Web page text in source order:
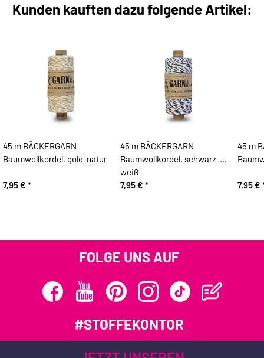
Kunden kauften dazu folgende Artikel:
45 m BÄCKERGARN
Baumwollkordel, gold-natur
7,95 € *
45 m BÄCKERGARN
Baumwollkordel, schwarz-
weiß
7,95 € *
45 m
7,95 €
FOLGE UNS AUF
#STOFFEKONTOR